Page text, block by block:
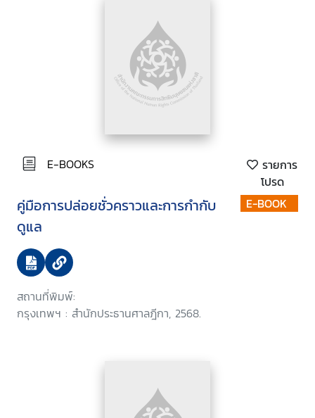
E-BOOKS
รายการ
โปรด
คู่มือการปล่อยชั่วคราวและการกำกับ
ดูแล
สถานที่พิมพ์:
กรุงเทพฯ : สำนักประธานศาลฎีกา, 2568.
E-BOOK